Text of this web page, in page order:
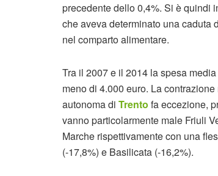
precedente dello 0,4%. Si è quindi
che aveva determinato una caduta
nel comparto alimentare.
Tra il 2007 e il 2014 la spesa
meno di 4.000 euro. La
autonoma di Trento fa eccezione,
vanno particolarmente male Friuli
Marche rispettivamente con una
(-17,8%) e Basilicata (-16,2%).